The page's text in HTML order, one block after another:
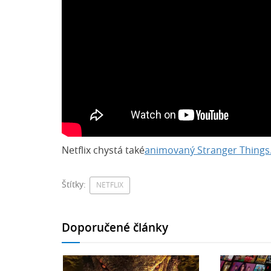
Netflix chystá takéanimovaný Stranger
Štítky: NETFLIX
Doporučené články